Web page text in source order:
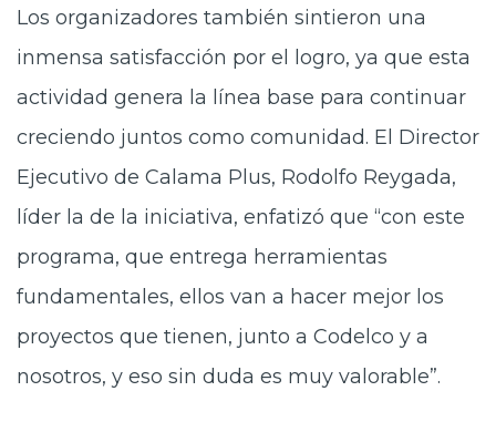
Los organizadores también sintieron una
inmensa satisfacción por el logro, ya que esta
actividad genera la línea base para continuar
creciendo juntos como comunidad. El Director
Ejecutivo de Calama Plus, Rodolfo Reygada,
líder la de la iniciativa, enfatizó que “con este
programa, que entrega herramientas
fundamentales, ellos van a hacer mejor los
proyectos que tienen, junto a Codelco y a
nosotros, y eso sin duda es muy valorable”.